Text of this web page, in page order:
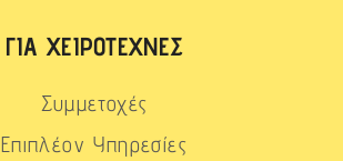
ΓΙΑ ΧΕΙΡΟΤΈΧΝΕΣ
Συμμετοχές
Επιπλέον Υπηρεσίες